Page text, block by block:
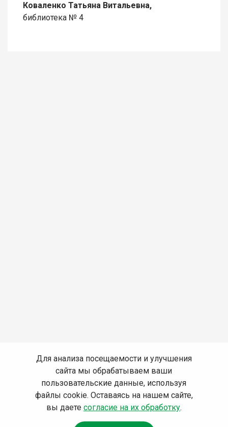
Коваленко Татьяна Витальевна,
библиотека № 4
Для анализа посещаемости и улучшения
сайта мы обрабатываем ваши
пользовательские данные, используя
файлы cookie. Оставаясь на нашем сайте,
вы даете согласие на их обработку.